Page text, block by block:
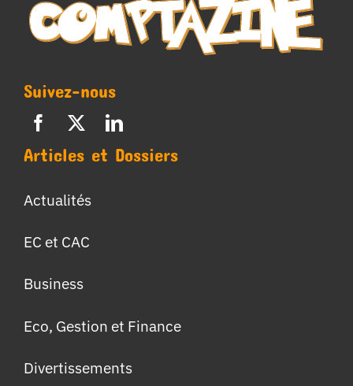
Suivez-nous
Articles et Dossiers
Actualités
EC et CAC
Business
Eco, Gestion et Finance
Divertissements